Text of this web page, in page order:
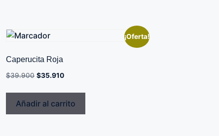
¡Oferta!
Caperucita Roja
$39.900 $35.910
Añadir al carrito